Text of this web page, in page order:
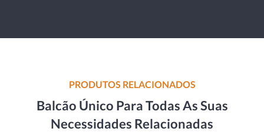
PRODUTOS RELACIONADOS
Balcão Único Para Todas As Suas
Necessidades Relacionadas